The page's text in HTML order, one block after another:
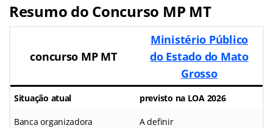
Resumo do Concurso MP MT
concurso MP MT
Ministério Público
do Estado do Mato
Grosso
Situação atual previsto na LOA 2026
Banca organizadora A definir